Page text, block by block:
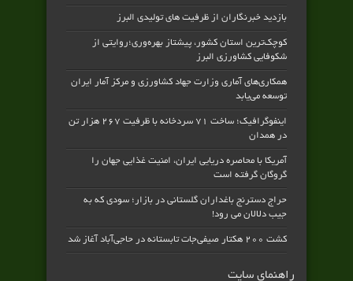
بازدید خبرنگاران از ظرفیت های تولیدی البرز
کوچک‌ترین استان کشور، پیشتاز بهره‌وری؛روایتی از
شکوفایی کشاورزی البرز
همکاری‌های آماری وزارت جهاد کشاورزی و مرکز آمار ایران
توسعه می‌یابد
اینفوگرافیک؛ ساخت ۷۱ سردخانه با ظرفیت ۲۶۷ هزار تن
در همدان
آمریکا با محاصره دریایی ایران، امنیت غذایی جهان را
گروگان گرفته است
حراج دسترنج باغداران گلستانی در بازار؛ سودی که به
جیب دلالان می رود!
کشت ۲۰۰ هکتار صیفی‌جات تابستانه در حاجی‌آباد آغاز شد
راهنمای سایت